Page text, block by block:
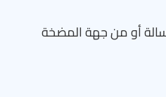
أو من جهة المضخة